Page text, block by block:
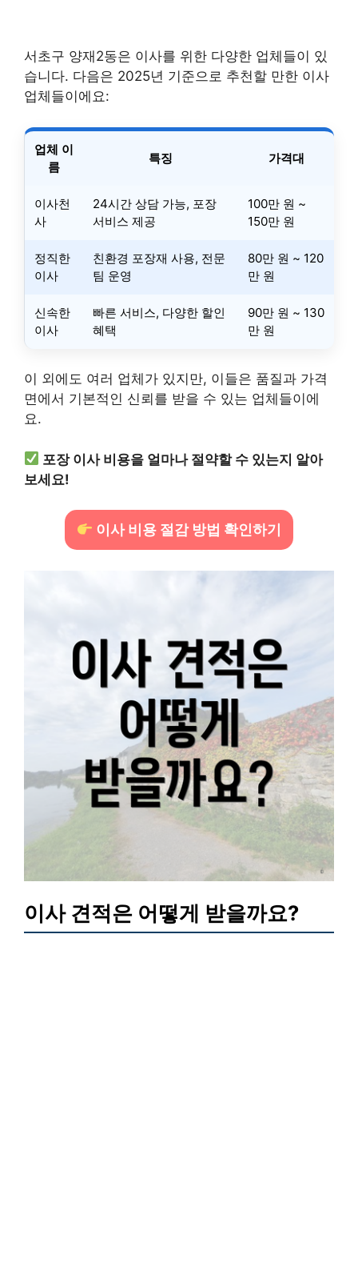
서초구 양재2동은 이사를 위한 다양한 업체들이 있
습니다. 다음은 2025년 기준으로 추천할 만한 이사
업체들이에요:
업체 이
름
특징 가격대
이사천
사
24시간 상담 가능, 포장
서비스 제공
100만 원 ~
150만 원
정직한
이사
친환경 포장재 사용, 전문
팀 운영
80만 원 ~ 120
만 원
신속한
이사
빠른 서비스, 다양한 할인
혜택
90만 원 ~ 130
만 원
이 외에도 여러 업체가 있지만, 이들은 품질과 가격
면에서 기본적인 신뢰를 받을 수 있는 업체들이에
요.
포장 이사 비용을 얼마나 절약할 수 있는지 알아
보세요!
이사 비용 절감 방법 확인하기
이사 견적은 어떻게 받을까요?